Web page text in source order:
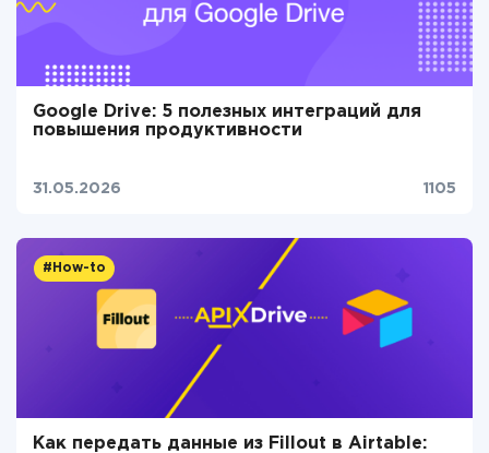
Google Drive: 5 полезных интеграций для
повышения продуктивности
31.05.2026 1105
#How-to
Как передать данные из Fillout в Airtable: